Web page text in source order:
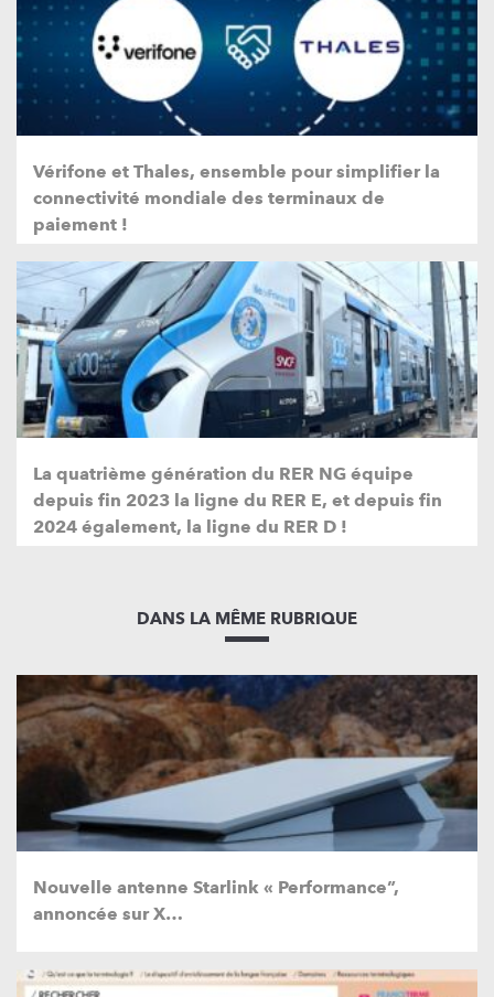
Vérifone et Thales, ensemble pour simplifier la
connectivité mondiale des terminaux de
paiement !
La quatrième génération du RER NG équipe
depuis fin 2023 la ligne du RER E, et depuis fin
2024 également, la ligne du RER D !
DANS LA MÊME RUBRIQUE
Nouvelle antenne Starlink « Performance”,
annoncée sur X…